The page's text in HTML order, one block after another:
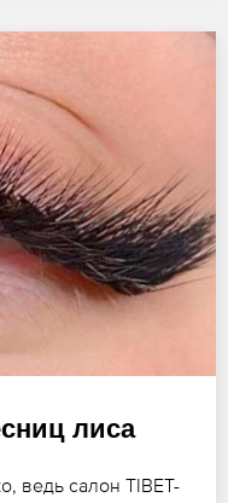
лиса
ведь салон TIBET-